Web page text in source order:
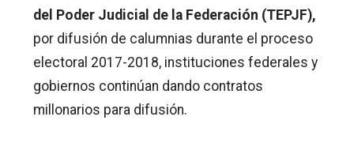
del Poder Judicial de la Federación (TEPJF),
por difusión de calumnias durante el proceso
electoral 2017-2018, instituciones federales y
gobiernos continúan dando contratos
millonarios para difusión.